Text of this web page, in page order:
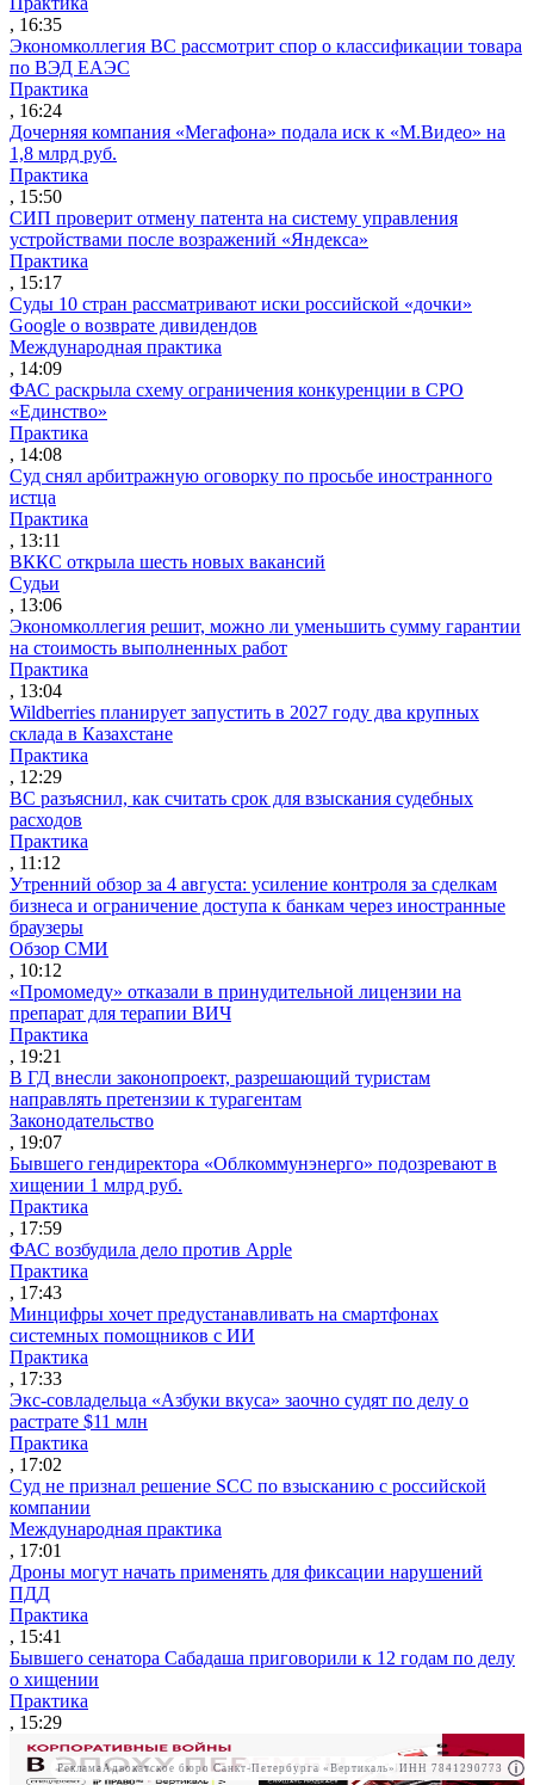
РекламаООО "Право.ру" ИНН: 7704835288
, 16:35
Экономколлегия ВС рассмотрит спор о классификации товара
по ВЭД ЕАЭС
Практика
, 16:24
Дочерняя компания «Мегафона» подала иск к «М.Видео» на
1,8 млрд руб.
Практика
, 15:50
СИП проверит отмену патента на систему управления
устройствами после возражений «Яндекса»
Практика
, 15:17
Суды 10 стран рассматривают иски российской «дочки»
Google о возврате дивидендов
Международная практика
, 14:09
ФАС раскрыла схему ограничения конкуренции в СРО
«Единство»
Практика
, 14:08
Суд снял арбитражную оговорку по просьбе иностранного
истца
Практика
, 13:11
ВККС открыла шесть новых вакансий
Судьи
, 13:06
Экономколлегия решит, можно ли уменьшить сумму гарантии
на стоимость выполненных работ
Практика
, 13:04
Wildberries планирует запустить в 2027 году два крупных
склада в Казахстане
Практика
, 12:29
ВС разъяснил, как считать срок для взыскания судебных
расходов
Практика
, 11:12
Утренний обзор за 4 августа: усиление контроля за сделкам
бизнеса и ограничение доступа к банкам через иностранные
браузеры
Обзор СМИ
, 10:12
«Промомеду» отказали в принудительной лицензии на
препарат для терапии ВИЧ
Практика
, 19:21
В ГД внесли законопроект, разрешающий туристам
направлять претензии к турагентам
Законодательство
, 19:07
Бывшего гендиректора «Облкоммунэнерго» подозревают в
хищении 1 млрд руб.
Практика
, 17:59
ФАС возбудила дело против Apple
Практика
, 17:43
Минцифры хочет предустанавливать на смартфонах
системных помощников с ИИ
Практика
, 17:33
Экс-совладельца «Азбуки вкуса» заочно судят по делу о
растрате $11 млн
Практика
, 17:02
Суд не признал решение SCC по взысканию с российской
компании
Международная практика
, 17:01
Дроны могут начать применять для фиксации нарушений
ПДД
Практика
, 15:41
Бывшего сенатора Сабадаша приговорили к 12 годам по делу
о хищении
Практика
, 15:29
Реклама Адвокатское бюро Санкт-Петербурга «Вертикаль» ИНН 7841290773